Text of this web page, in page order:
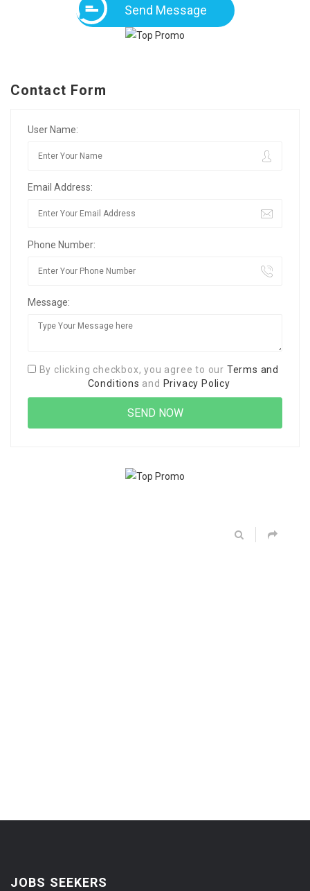
Send Message
Contact Form
User Name:
Email Address:
Phone Number:
Message:
By clicking checkbox, you agree to our Terms and
Conditions and Privacy Policy
JOBS SEEKERS